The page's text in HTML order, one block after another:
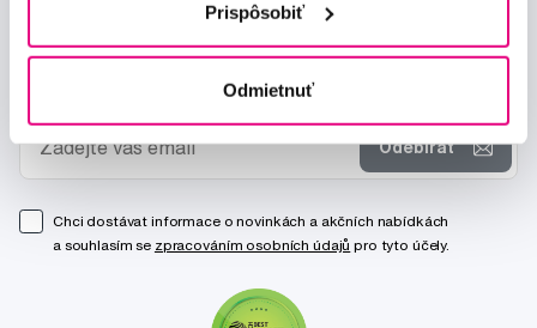
Prispôsobiť
Odmietnuť
Odebírat
Chci dostávat informace o novinkách a akčních nabídkách
a souhlasím se zpracováním osobních údajů pro tyto účely.